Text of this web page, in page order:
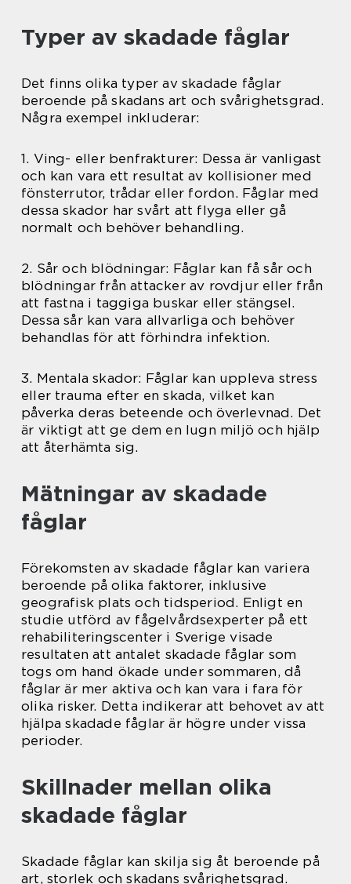
Typer av skadade fåglar
Det finns olika typer av skadade fåglar
beroende på skadans art och svårighetsgrad.
Några exempel inkluderar:
1. Ving- eller benfrakturer: Dessa är vanligast
och kan vara ett resultat av kollisioner med
fönsterrutor, trådar eller fordon. Fåglar med
dessa skador har svårt att flyga eller gå
normalt och behöver behandling.
2. Sår och blödningar: Fåglar kan få sår och
blödningar från attacker av rovdjur eller från
att fastna i taggiga buskar eller stängsel.
Dessa sår kan vara allvarliga och behöver
behandlas för att förhindra infektion.
3. Mentala skador: Fåglar kan uppleva stress
eller trauma efter en skada, vilket kan
påverka deras beteende och överlevnad. Det
är viktigt att ge dem en lugn miljö och hjälp
att återhämta sig.
Mätningar av skadade
fåglar
Förekomsten av skadade fåglar kan variera
beroende på olika faktorer, inklusive
geografisk plats och tidsperiod. Enligt en
studie utförd av fågelvårdsexperter på ett
rehabiliteringscenter i Sverige visade
resultaten att antalet skadade fåglar som
togs om hand ökade under sommaren, då
fåglar är mer aktiva och kan vara i fara för
olika risker. Detta indikerar att behovet av att
hjälpa skadade fåglar är högre under vissa
perioder.
Skillnader mellan olika
skadade fåglar
Skadade fåglar kan skilja sig åt beroende på
art, storlek och skadans svårighetsgrad.